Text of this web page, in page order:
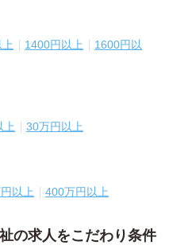
1400円以上
1600円以
上 30万円以上
以上 400万円以上
の求人をこだわり条件